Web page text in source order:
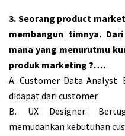
3. Seorang product
membangun timnya.
mana yang menurutmu
produk marketing ?….
A. Customer Data Analyst:
didapat dari customer
B. UX Designer:
memudahkan kebutuhan